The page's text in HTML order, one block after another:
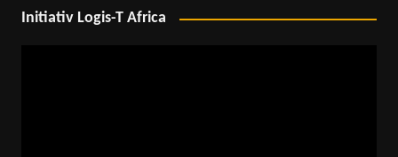
Initiativ Logis-T Africa